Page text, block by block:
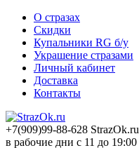
О стразах
Скидки
Купальники RG б/у
Украшение стразами
Личный кабинет
Доставка
Контакты
+7(909)99-88-628 StrazOk.ru
в рабочие дни с 11 до 19:00